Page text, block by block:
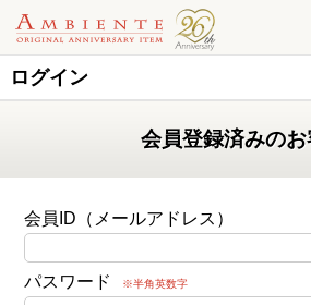
ログイン
会員登録済みの
会員ID（メールアドレス）
パスワード ※半角英数字